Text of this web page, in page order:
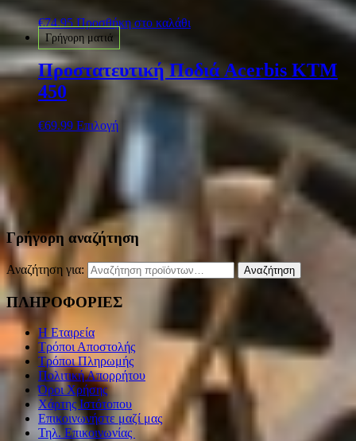
€74.95 Προσθήκη στο καλάθι
Γρήγορη ματιά
Προστατευτική Ποδιά Acerbis KTM
450
€69.99 Επιλογή
Γρήγορη αναζήτηση
Αναζήτηση για: Αναζήτηση
ΠΛΗΡΟΦΟΡΙΕΣ
Η Εταιρεία
Τρόποι Αποστολής
Τρόποι Πληρωμής
Πολιτική Απορρήτου
Όροι Χρήσης
Χάρτης Ιστότοπου
Επικοινωνήστε μαζί μας
Τηλ. Επικοινωνίας